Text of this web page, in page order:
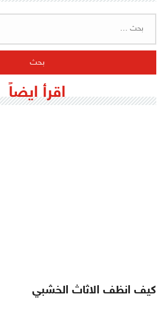
اقرأ ايضاً
كيف انظف الاثاث الخشبي